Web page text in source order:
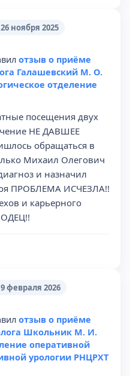
ноября 2025
отзыв о приёме
Галашевский М. О.
отделение
посещения двух
НЕ ДАВШЕЕ
обращаться в
Михаил Олегович
и назначил
ПРОБЛЕМА ИСЧЕЗЛА!!
и карьерного
февраля 2026
отзыв о приёме
Школьник М. И.
оперативной
урологии РНЦРХТ